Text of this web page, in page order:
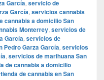
García, servicio de
García, servicios cannabis
cannabis a domicilio San
Monterrey, servicios de
García, servicios de
Pedro Garza García, servicios
, servicios de marihuana San
de cannabis a domicilio
tienda de cannabis en San